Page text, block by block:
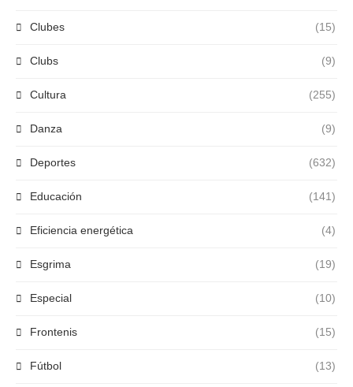
Clubes (15)
Clubs (9)
Cultura (255)
Danza (9)
Deportes (632)
Educación (141)
Eficiencia energética (4)
Esgrima (19)
Especial (10)
Frontenis (15)
Fútbol (13)